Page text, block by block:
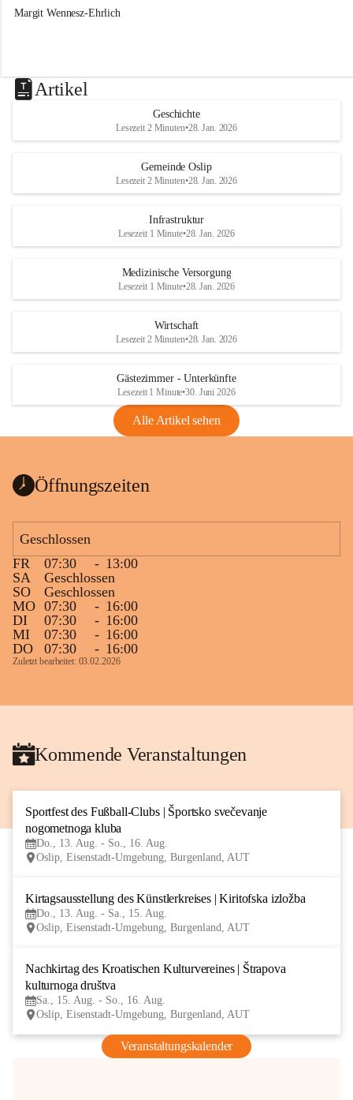
Margit Wennesz-Ehrlich
Artikel
Geschichte
Lesezeit 2 Minuten•28. Jan. 2026
Gemeinde Oslip
Lesezeit 2 Minuten•28. Jan. 2026
Infrastruktur
Lesezeit 1 Minute•28. Jan. 2026
Medizinische Versorgung
Lesezeit 1 Minute•28. Jan. 2026
Wirtschaft
Lesezeit 2 Minuten•28. Jan. 2026
Gästezimmer - Unterkünfte
Lesezeit 1 Minute•30. Juni 2026
Alle Artikel sehen
Öffnungszeiten
Geschlossen
FR
07:30 - 13:00
SA
Geschlossen
SO
Geschlossen
MO 07:30 - 16:00
DI
07:30 - 16:00
MI
07:30 - 16:00
DO
07:30 - 16:00
Zuletzt bearbeitet: 03.02.2026
Kommende Veranstaltungen
Sportfest des Fußball-Clubs | Športsko svečevanje
nogometnoga kluba
Do., 13. Aug. - So., 16. Aug.
Oslip, Eisenstadt-Umgebung, Burgenland, AUT
Kirtagsausstellung des Künstlerkreises | Kiritofska izložba
Do., 13. Aug. - Sa., 15. Aug.
Oslip, Eisenstadt-Umgebung, Burgenland, AUT
Nachkirtag des Kroatischen Kulturvereines | Štrapova
kulturnoga društva
Sa., 15. Aug. - So., 16. Aug.
Oslip, Eisenstadt-Umgebung, Burgenland, AUT
Veranstaltungskalender